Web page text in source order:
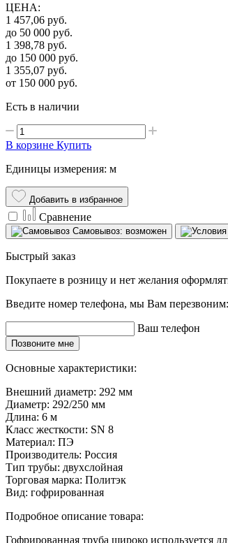
ЦЕНА:
1 457,06 руб.
до 50 000 руб.
1 398,78 руб.
до 150 000 руб.
1 355,07 руб.
от 150 000 руб.
Есть в наличии
В корзине Купить
Единицы измерения: м
Добавить в избранное
Сравнение
Самовывоз: возможен
Быстрый заказ
Покупаете в розницу и нет желания
Введите номер телефона, мы Вам перезвоним:
Ваш телефон
Позвоните мне
Основные характеристики:
Внешний диаметр: 292 мм
Диаметр: 292/250 мм
Длина: 6 м
Класс жесткости: SN 8
Материал: ПЭ
Производитель: Россия
Тип трубы: двухслойная
Торговая марка: Политэк
Вид: гофрированная
Подробное описание товара:
Гофрированная труба широко используется